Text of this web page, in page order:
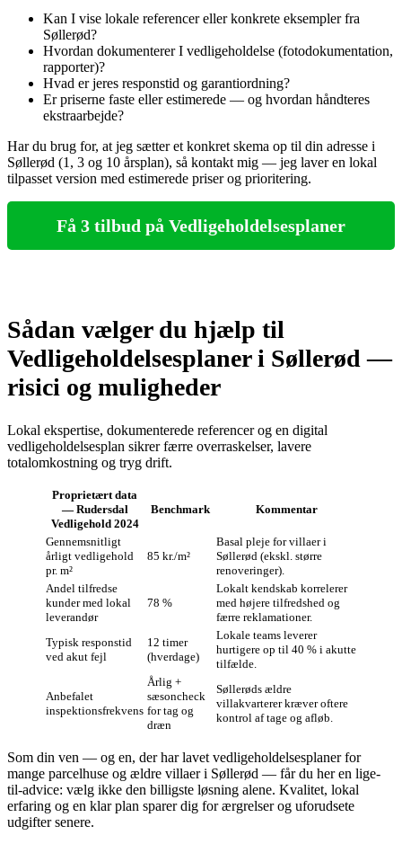
Kan I vise lokale referencer eller konkrete eksempler fra
Søllerød?
Hvordan dokumenterer I vedligeholdelse (fotodokumentation,
rapporter)?
Hvad er jeres responstid og garantiordning?
Er priserne faste eller estimerede — og hvordan håndteres
ekstraarbejde?
Har du brug for, at jeg sætter et konkret skema op til din adresse i
Søllerød (1, 3 og 10 årsplan), så kontakt mig — jeg laver en lokal
tilpasset version med estimerede priser og prioritering.
Få 3 tilbud på Vedligeholdelsesplaner
Sådan vælger du hjælp til
Vedligeholdelsesplaner i Søllerød —
risici og muligheder
Lokal ekspertise, dokumenterede referencer og en digital
vedligeholdelsesplan sikrer færre overraskelser, lavere
totalomkostning og tryg drift.
Proprietært data
— Rudersdal
Vedligehold 2024
Benchmark Kommentar
Gennemsnitligt
årligt vedligehold
pr. m²
85 kr./m²
Basal pleje for villaer i
Søllerød (ekskl. større
renoveringer).
Andel tilfredse
kunder med lokal
leverandør
78 %
Lokalt kendskab korrelerer
med højere tilfredshed og
færre reklamationer.
Typisk responstid
ved akut fejl
12 timer
(hverdage)
Lokale teams leverer
hurtigere op til 40 % i akutte
tilfælde.
Anbefalet
inspektionsfrekvens
Årlig +
sæsoncheck
for tag og
dræn
Søllerøds ældre
villakvarterer kræver oftere
kontrol af tage og afløb.
Som din ven — og en, der har lavet vedligeholdelsesplaner for
mange parcelhuse og ældre villaer i Søllerød — får du her en lige-
til-advice: vælg ikke den billigste løsning alene. Kvalitet, lokal
erfaring og en klar plan sparer dig for ærgrelser og uforudsete
udgifter senere.